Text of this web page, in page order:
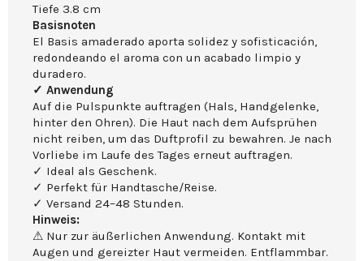
Tiefe 3.8 cm
Basisnoten
El Basis amaderado aporta solidez y sofisticación,
redondeando el aroma con un acabado limpio y
duradero.
✓ Anwendung
Auf die Pulspunkte auftragen (Hals, Handgelenke,
hinter den Ohren). Die Haut nach dem Aufsprühen
nicht reiben, um das Duftprofil zu bewahren. Je nach
Vorliebe im Laufe des Tages erneut auftragen.
✓ Ideal als Geschenk.
✓ Perfekt für Handtasche/Reise.
✓ Versand 24–48 Stunden.
Hinweis:
⚠ Nur zur äußerlichen Anwendung. Kontakt mit
Augen und gereizter Haut vermeiden. Entflammbar.